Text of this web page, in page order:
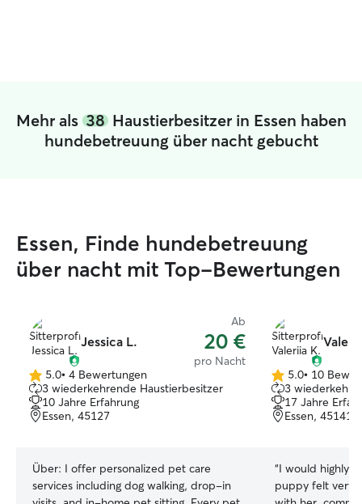
Mehr als 38Haustierbesitzer in Essen haben
hundebetreuung über nacht gebucht
Essen, Finde hundebetreuung
über nacht mit Top-Bewertungen
Jessica L.
Ab
20 €
pro Nacht
5.0
von
5
Sternen
5.0• 4 Bewertungen
3 wiederkehrende Haustierbesitzer
10 Jahre Erfahrung
Essen, 45127
Über: I offer personalized pet care
services including dog walking, drop-in
5.0
von
5
Sternen
5.0• 10
3
17 Jahre
Essen, 45141
“I would highly
puppy felt very